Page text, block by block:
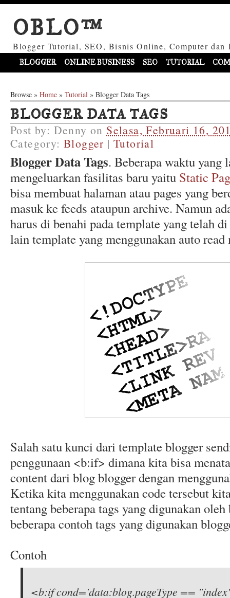
OBLO™
Blogger Tutorial, SEO, Bisnis Online, Computer dan
BLOGGER ONLINE BUSINESS SEO TUTORIAL
Browse » Home » Tutorial » Blogger Data Tags
BLOGGER DATA TAGS
Post by: Denny on Selasa, Februari 16,
Category:Blogger |Tutorial
Blogger Data Tags. Beberapa waktu yang
mengeluarkan fasilitas baru yaitu Static
bisa membuat halaman atau pages yang
masuk ke feeds ataupun archive. Namun
harus di benahi pada template yang telah
lain template yang menggunakan auto read
Salah satu kunci dari template blogger
penggunaan <b:if> dimana kita bisa
content dari blog blogger dengan
Ketika kita menggunakan code tersebut
tentang beberapa tags yang digunakan
beberapa contoh tags yang digunakan
Contoh
<b:if cond='data:blog.pageType ==